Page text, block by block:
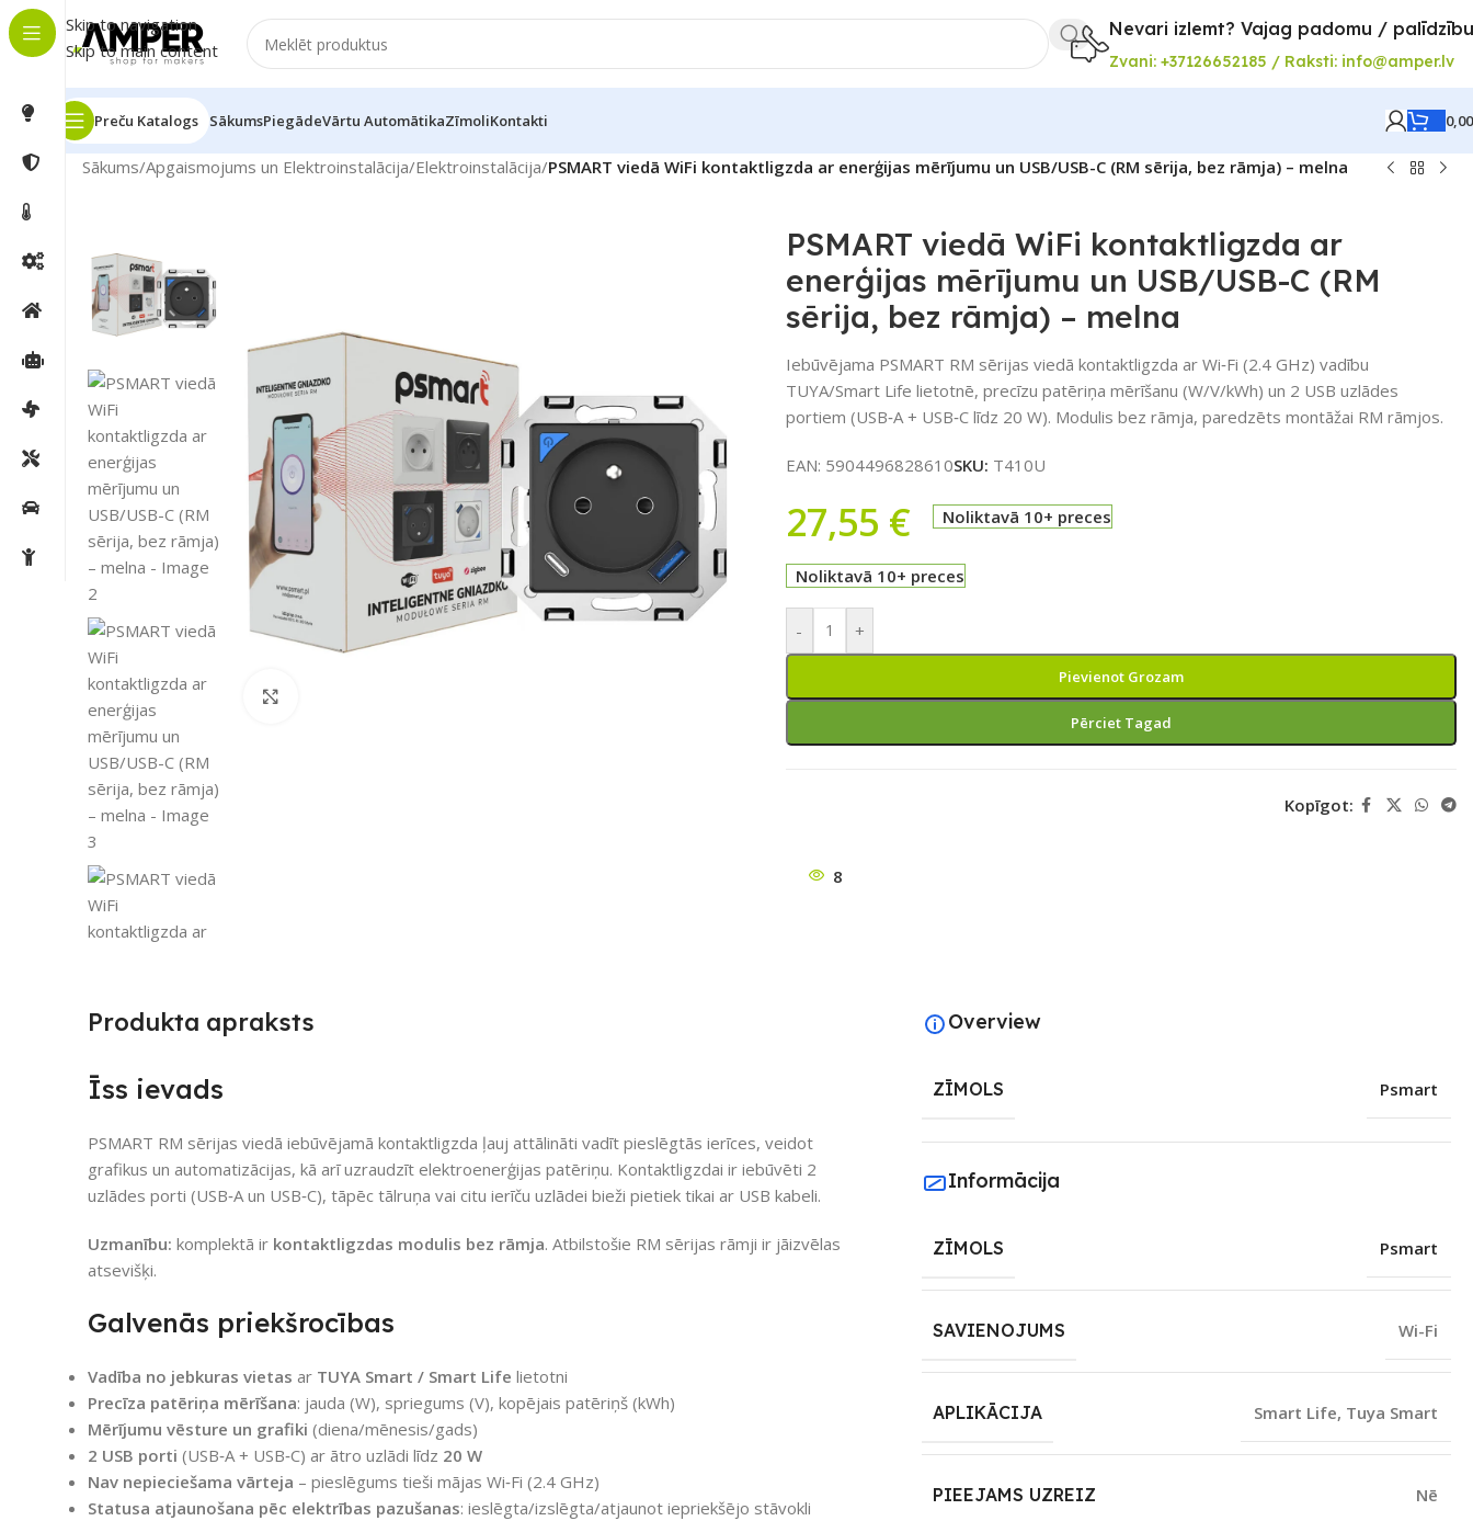
Skip to navigation
Skip to main content
Nevari izlemt? Vajag padomu /
Zvani: +37126652185 / Raksti: info@amper.lv
Preču Katalogs SākumsPiegādeVārtu AutomātikaZīmoliKontakti
Sākums/Apgaismojums un Elektroinstalācija/Elektroinstalācija/PSMART viedā WiFi kontaktligzda ar enerģijas mērījumu un USB/USB-C (RM sērija, bez rāmja) – melna
PSMART viedā WiFi kontaktligzda ar
enerģijas mērījumu un USB/USB-C (RM
sērija, bez rāmja) – melna
Iebūvējama PSMART RM sērijas viedā kontaktligzda ar Wi‑Fi (2.4 GHz) vadību
TUYA/Smart Life lietotnē, precīzu patēriņa mērīšanu (W/V/kWh) un 2 USB uzlādes
portiem (USB‑A + USB‑C līdz 20 W). Modulis bez rāmja, paredzēts montāžai RM rāmjos.
EAN: 5904496828610SKU: T410U
27,55 € Noliktavā 10+ preces
Noliktavā 10+ preces
- +
Pievienot Grozam
Pērciet Tagad
Kopīgot:
8
Produkta apraksts
Īss ievads
PSMART RM sērijas viedā iebūvējamā kontaktligzda ļauj attālināti vadīt pieslēgtās ierīces, veidot
grafikus un automatizācijas, kā arī uzraudzīt elektroenerģijas patēriņu. Kontaktligzdai ir iebūvēti 2
uzlādes porti (USB‑A un USB‑C), tāpēc tālruņa vai citu ierīču uzlādei bieži pietiek tikai ar USB kabeli.
Uzmanību: komplektā ir kontaktligzdas modulis bez rāmja. Atbilstošie RM sērijas rāmji ir jāizvēlas
atsevišķi.
Galvenās priekšrocības
Vadība no jebkuras vietas ar TUYA Smart / Smart Life lietotni
Precīza patēriņa mērīšana: jauda (W), spriegums (V), kopējais patēriņš (kWh)
Mērījumu vēsture un grafiki (diena/mēnesis/gads)
2 USB porti (USB‑A + USB‑C) ar ātro uzlādi līdz 20 W
Nav nepieciešama vārteja – pieslēgums tieši mājas Wi‑Fi (2.4 GHz)
Statusa atjaunošana pēc elektrības pazušanas: ieslēgta/izslēgta/atjaunot iepriekšējo stāvokli
Overview
ZĪMOLS Psmart
Informācija
ZĪMOLS Psmart
SAVIENOJUMS Wi-Fi
APLIKĀCIJA Smart Life, Tuya Smart
PIEEJAMS UZREIZ Nē